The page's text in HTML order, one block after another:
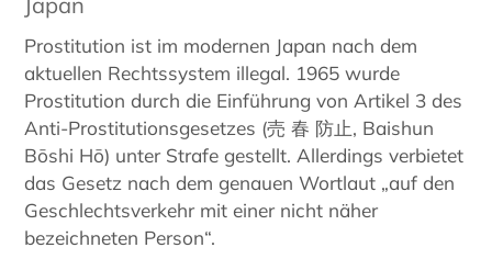
Prostitution ist im modernen Japan nach dem
aktuellen Rechtssystem illegal. 1965 wurde
Prostitution durch die Einführung von Artikel 3 des
Anti-Prostitutionsgesetzes (売 春 防止, Baishun
Bōshi Hō) unter Strafe gestellt. Allerdings verbietet
das Gesetz nach dem genauen Wortlaut „auf den
Geschlechtsverkehr mit einer nicht näher
bezeichneten Person“.